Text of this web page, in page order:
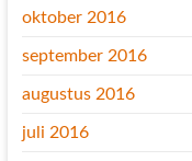
oktober 2016
september 2016
augustus 2016
juli 2016